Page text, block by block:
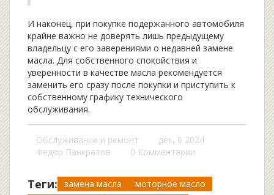
И наконец, при покупке подержанного автомобиля
крайне важно не доверять лишь предыдущему
владельцу с его заверениями о недавней замене
масла. Для собственного спокойствия и
уверенности в качестве масла рекомендуется
заменить его сразу после покупки и приступить к
собственному графику технического
обслуживания.
Обслуживание и ремонт
дек, 6 2024
Федор Панкратов
0 Комментарии
Теги: замена масла
моторное масло